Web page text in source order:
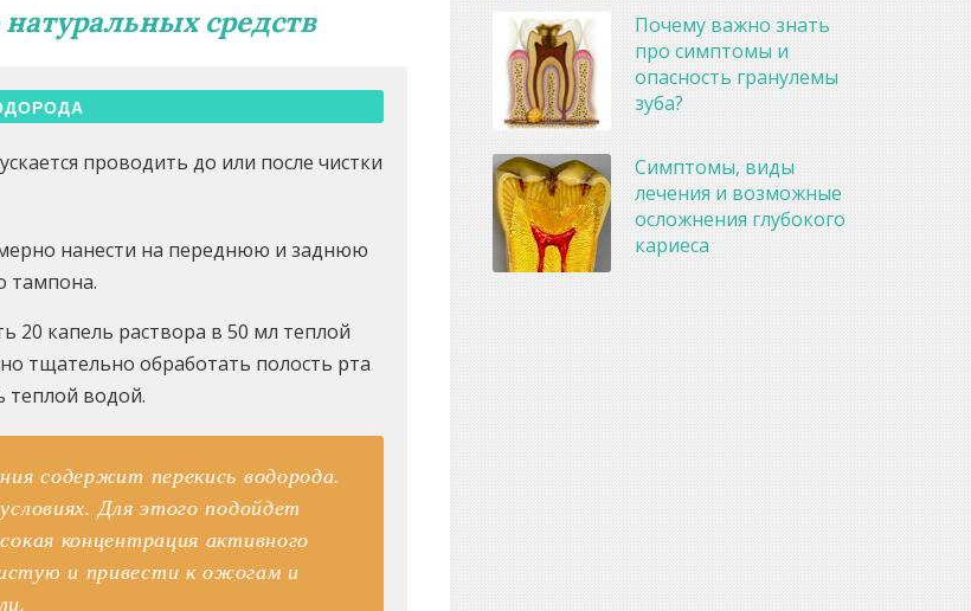
средств
проводить до или после чистки
нанести на переднюю и заднюю
тампона.
20 капель раствора в 50 мл теплой
тщательно обработать полость рта
теплой водой.
содержит перекись водорода.
Для этого подойдет
концентрация активного
и привести к ожогам и
Почему важно знать
про симптомы и
опасность гранулемы
зуба?
Симптомы, виды
лечения и возможные
осложнения глубокого
кариеса